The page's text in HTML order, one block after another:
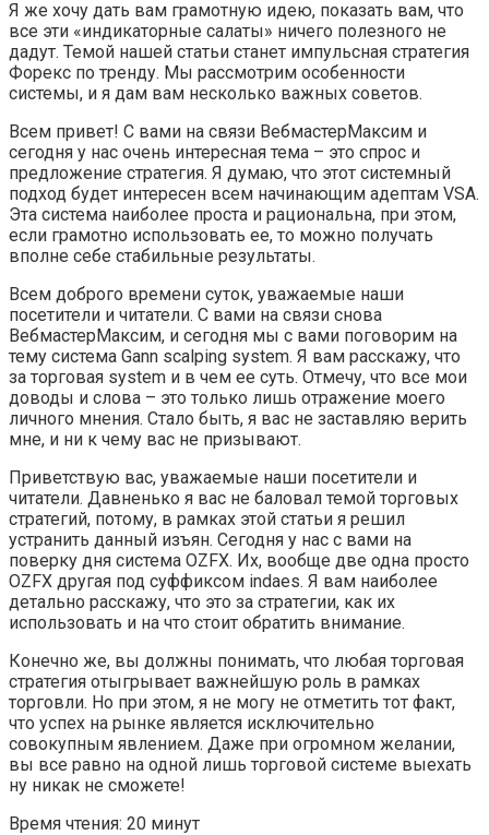
Я же хочу дать вам грамотную идею, показать вам, что
все эти «индикаторные салаты» ничего полезного не
дадут. Темой нашей статьи станет импульсная стратегия
Форекс по тренду. Мы рассмотрим особенности
системы, и я дам вам несколько важных советов.
Всем привет! С вами на связи ВебмастерМаксим и
сегодня у нас очень интересная тема – это спрос и
предложение стратегия. Я думаю, что этот системный
подход будет интересен всем начинающим адептам VSA.
Эта система наиболее проста и рациональна, при этом,
если грамотно использовать ее, то можно получать
вполне себе стабильные результаты.
Всем доброго времени суток, уважаемые наши
посетители и читатели. С вами на связи снова
ВебмастерМаксим, и сегодня мы с вами поговорим на
тему система Gann scalping system. Я вам расскажу, что
за торговая system и в чем ее суть. Отмечу, что все мои
доводы и слова – это только лишь отражение моего
личного мнения. Стало быть, я вас не заставляю верить
мне, и ни к чему вас не призывают.
Приветствую вас, уважаемые наши посетители и
читатели. Давненько я вас не баловал темой торговых
стратегий, потому, в рамках этой статьи я решил
устранить данный изъян. Сегодня у нас с вами на
поверку дня система OZFX. Их, вообще две одна просто
OZFX другая под суффиксом indaes. Я вам наиболее
детально расскажу, что это за стратегии, как их
использовать и на что стоит обратить внимание.
Конечно же, вы должны понимать, что любая торговая
стратегия отыгрывает важнейшую роль в рамках
торговли. Но при этом, я не могу не отметить тот факт,
что успех на рынке является исключительно
совокупным явлением. Даже при огромном желании,
вы все равно на одной лишь торговой системе выехать
ну никак не сможете!
Время чтения: 20 минут